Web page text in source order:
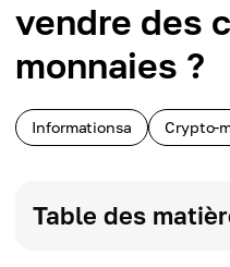
vendre des
monnaies ?
Informationsa Crypto-
Table des